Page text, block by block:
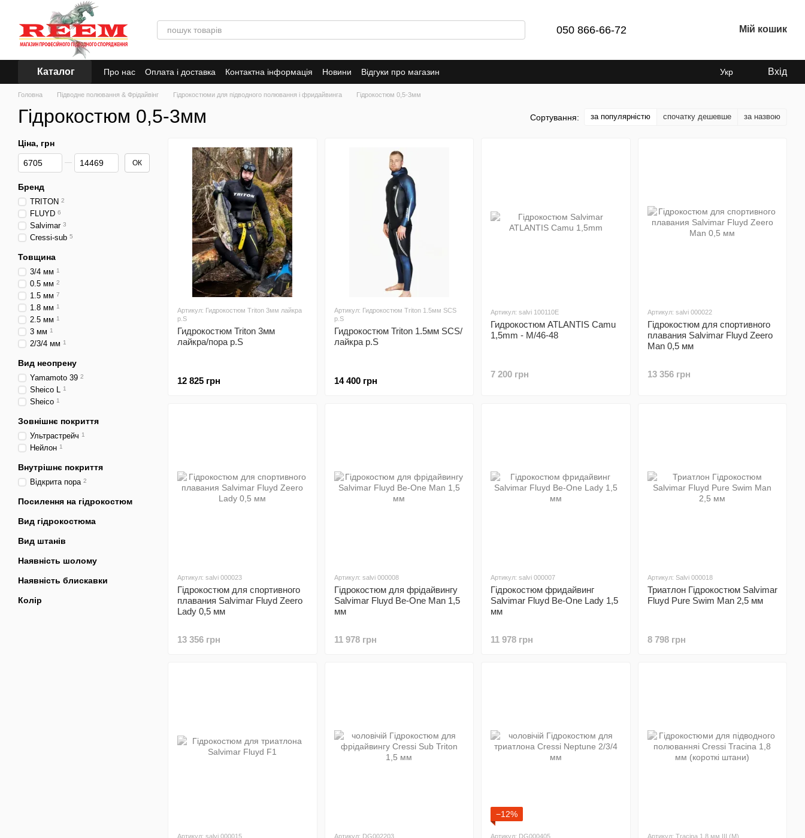
Перейти до основного контенту
050 866-66-72 Мій кошик
Каталог Про нас Оплата і доставка Контактна інформація Новини Відгуки про магазин Укр Вхід
Головна Підводне полювання & Фрідайвінг Гідрокостюми для підводного полювання і фридайвинга Гідрокостюм 0,5-3мм
Гідрокостюм 0,5-3мм Сортування: за популярністю спочатку дешевше за назвою
Артикул: Гидрокостюм Triton 3мм лайкра
р.S
Гидрокостюм Triton 3мм
лайкра/пора р.S
12 825 грн
Артикул: Гидрокостюм Triton 1.5мм SCS
р.S
Гидрокостюм Triton 1.5мм SCS/
лайкра р.S
14 400 грн
Артикул: salvi 100110E
Гидрокостюм ATLANTIS Camu
1,5mm - M/46-48
7 200 грн
Артикул: salvi 000022
Гідрокостюм для спортивного
плавания Salvimar Fluyd Zeero
Man 0,5 мм
13 356 грн
Артикул: salvi 000023
Гідрокостюм для спортивного
плавания Salvimar Fluyd Zeero
Lady 0,5 мм
13 356 грн
Артикул: salvi 000008
Гідрокостюм для фрідайвингу
Salvimar Fluyd Be-One Man 1,5
мм
11 978 грн
Артикул: salvi 000007
Гідрокостюм фридайвинг
Salvimar Fluyd Be-One Lady 1,5
мм
11 978 грн
Артикул: Salvi 000018
Триатлон Гідрокостюм Salvimar
Fluyd Pure Swim Man 2,5 мм
8 798 грн
Артикул: salvi 000015 Артикул: DG002203
−12%
Артикул: DG000405 Артикул: Tracina 1,8 мм III (M)
Ціна, грн
Від Ціна, грн
До Ціна, грн ОК
Бренд
TRITON 2
FLUYD 6
Salvimar 3
Cressi-sub 5
Товщина
3/4 мм 1
0.5 мм 2
1.5 мм 7
1.8 мм 1
2.5 мм 1
3 мм 1
2/3/4 мм 1
Вид неопрену
Yamamoto 39 2
Sheico L 1
Sheico 1
Зовнішнє покриття
Ультрастрейч 1
Нейлон 1
Внутрішнє покриття
Відкрита пора 2
Посилення на гідрокостюм
Вид гідрокостюма
Вид штанів
Наявність шолому
Наявність блискавки
Колір